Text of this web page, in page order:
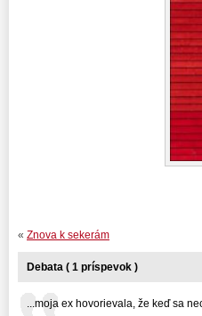
« Znova k sekerám
Debata ( 1 príspevok )
...moja ex hovorievala, že keď sa